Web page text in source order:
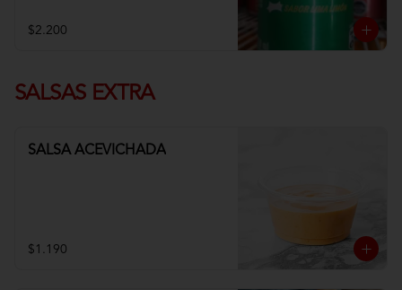
$2.200
SALSAS EXTRA
SALSA ACEVICHADA
$1.190